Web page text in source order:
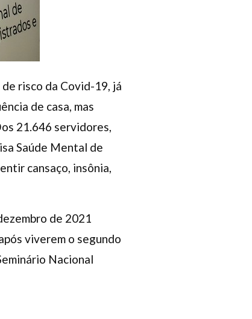
risco da Covid-19, já
de casa, mas
21.646 servidores,
Saúde Mental de
cansaço, insônia,
de 2021
viverem o segundo
Nacional